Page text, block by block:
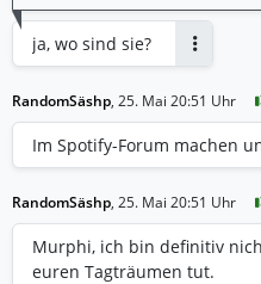
ja, wo sind sie?
RandomSäshp, 25. Mai 20:51 Uhr
Im Spotify-Forum machen
RandomSäshp, 25. Mai 20:51 Uhr
Murphi, ich bin definitiv
euren Tagträumen tut.